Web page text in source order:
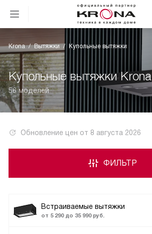
Krona Вытяжки Купольные вытяжки
Купольные вытяжки Krona
56 моделей
Обновление цен от 8 августа 2026
Встраиваемые вытяжки
от 5 290 до 35 990 руб.
ФИЛЬТР